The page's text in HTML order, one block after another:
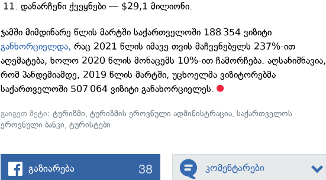
დანარჩენი ქვეყნები — $29,1 მილიონი.
ჯამში მიმდინარე წლის მარტში საქართველოში 188 354 ვიზიტი
განხორციელდა, რაც 2021 წლის იმავე თვის მაჩვენებელს 237%-ით
აღემატება, ხოლო 2020 წლის მონაცემს 10%-ით ჩამორჩება. აღსანიშნავია,
რომ პანდემიამდე, 2019 წლის მარტში, უცხოელმა ვიზიტორებმა
საქართველოში 507 064 ვიზიტი განახორციელეს.
გაიგეთ მეტი:ტურიზმი,ტურიზმის ეროვნული ადმინისტრაცია,საქართველოს
ეროვნული ბანკი,ტურისტები
გაზიარება 38 კომენტარები